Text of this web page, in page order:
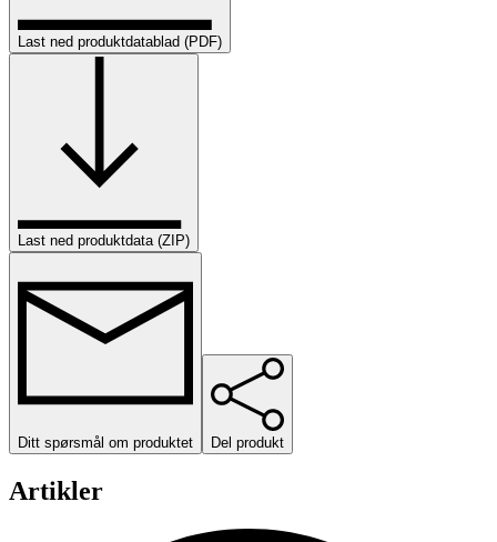
Last ned produktdatablad (PDF)
Last ned produktdata (ZIP)
Ditt spørsmål om produktet Del produkt
Artikler